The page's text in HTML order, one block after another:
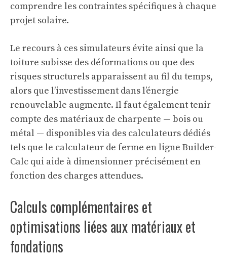
comprendre les contraintes spécifiques à chaque
projet solaire.
Le recours à ces simulateurs évite ainsi que la
toiture subisse des déformations ou que des
risques structurels apparaissent au fil du temps,
alors que l’investissement dans l’énergie
renouvelable augmente. Il faut également tenir
compte des matériaux de charpente — bois ou
métal — disponibles via des calculateurs dédiés
tels que le calculateur de ferme en ligne Builder-
Calc qui aide à dimensionner précisément en
fonction des charges attendues.
Calculs complémentaires et
optimisations liées aux matériaux et
fondations